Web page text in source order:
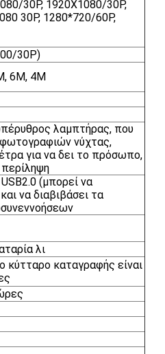
30P, 1920X1080/30P,
30P, 1280*720/60P,
30P)
6M, 4M
λαμπτήρας, που
νύχτας,
για να δει το πρόσωπο,
περίληψη
(μπορεί να
να διαβιβάσει τα
λι
κύτταρο καταγραφής είναι